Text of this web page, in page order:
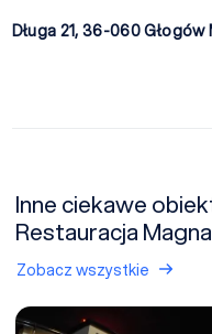
Długa 21, 36-060Głogów
Inne ciekawe
Restauracja
Zobacz wszystkie
Zajazd Pod Borem -